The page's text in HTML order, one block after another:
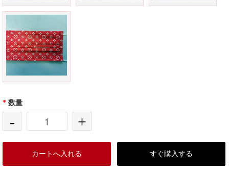
* 数量
- +
カートへ入れる すぐ購入する